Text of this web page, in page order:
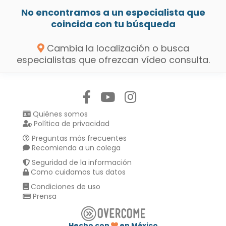
No encontramos a un especialista que
coincida con tu búsqueda
Cambia la localización o busca
especialistas que ofrezcan vídeo consulta.
Quiénes somos
Política de privacidad
Preguntas más frecuentes
Recomienda a un colega
Seguridad de la información
Como cuidamos tus datos
Condiciones de uso
Prensa